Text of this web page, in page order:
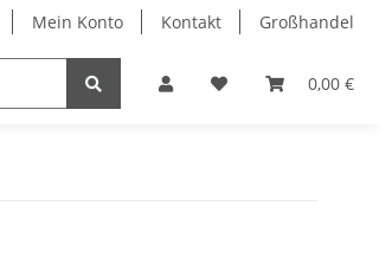
Mein Konto Kontakt Großhandel
0,00 €
PVC Kartendrucker & Zubehör TiDis